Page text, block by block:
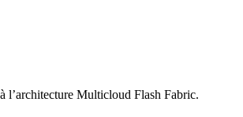
l’architecture Multicloud Flash Fabric.